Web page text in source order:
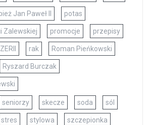
Jan Paweł II potas
Zalewskiej promocje przepisy
rak Roman Pieńkowski
Ryszard Burczak
seniorzy skecze soda sól
stres stylowa szczepionka